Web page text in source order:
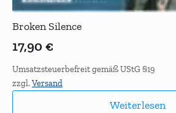
Broken Silence
17,90 €
Umsatzsteuerbefreit gemäß UStG §19
zzgl.Versand
Weiterlesen